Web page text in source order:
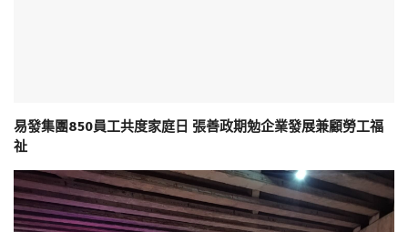
易發集團850員工共度家庭日 張善政期勉企業發展兼顧勞工福
祉